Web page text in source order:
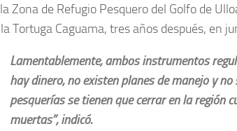
Zona de Refugio Pesquero del Golfo de
Tortuga Caguama, tres años después, en
Lamentablemente, ambos instrumentos
hay dinero, no existen planes de manejo y
pesquerías se tienen que cerrar en la región
muertas”, indicó.